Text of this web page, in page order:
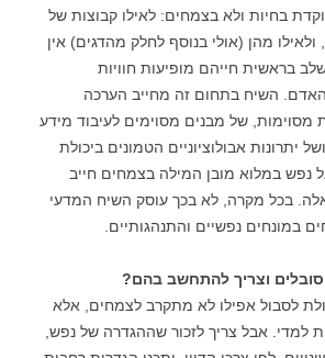
בחיות ולא בצמחים: לאילו קבוצות של
ולאילו מהן (אולי בנוסף לחלק מהדגים) אין
שלב בראשית חייהם מופיעות חוויות
האדם. השיח בתחום זה מחייב הערכה
מסוימות, של מבנים מסוימים לעיבוד מידע
יתרונות אבולוציוניים הטמונים ביכולת
נפש במלוא מובן המילה בצמחים חייב
בכל מקרה, לא בכך עוסק השיח המדעי
במונחים נפשיים והתנהגותיים.
לסבול אפילו לא מתקרב לצמחים, אלא
למדי. אבל צריך לזכור שההגדרה של נפש,